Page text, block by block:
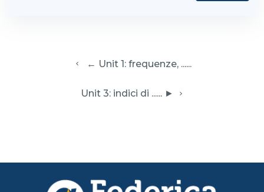
  ← Unit 1: frequenze, ......
Unit 3: indici di ...... ►